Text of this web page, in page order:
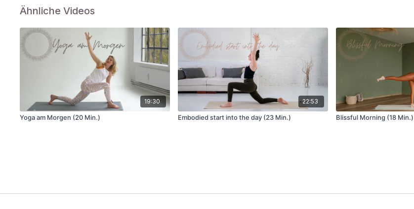
Ähnliche Videos
19:30
Yoga am Morgen (20 Min.)
22:53
Embodied start into the day (23 Min.) Blissful Morning (18 Min.)